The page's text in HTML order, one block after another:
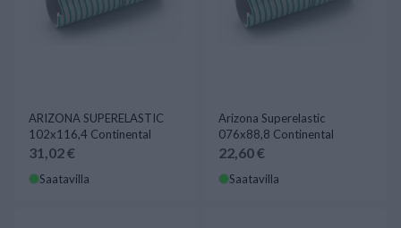
ARIZONA SUPERELASTIC
102x116,4 Continental
31,02 €
Saatavilla
Arizona Superelastic
076x88,8 Continental
22,60 €
Saatavilla